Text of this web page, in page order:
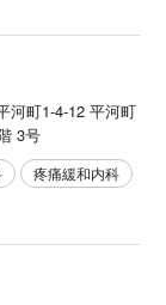
河町1-4-12 平河町
3号
疼痛緩和内科